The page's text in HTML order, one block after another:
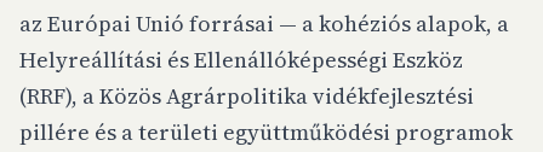
az Európai Unió forrásai — a kohéziós alapok, a
Helyreállítási és Ellenállóképességi Eszköz
(RRF), a Közös Agrárpolitika vidékfejlesztési
pillére és a területi együttműködési programok